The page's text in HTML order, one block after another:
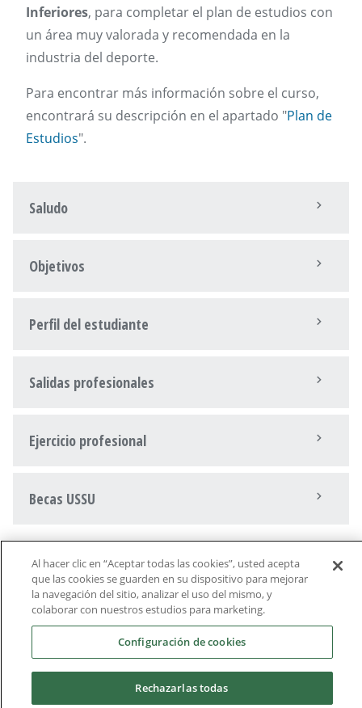
Inferiores, para completar el plan de estudios con
un área muy valorada y recomendada en la
industria del deporte.
Para encontrar más información sobre el curso,
encontrará su descripción en el apartado "Plan de
Estudios".
Saludo
Objetivos
Perfil del estudiante
Salidas profesionales
Ejercicio profesional
Becas USSU
Instalaciones
Al hacer clic en “Aceptar todas las cookies”, usted acepta
que las cookies se guarden en su dispositivo para mejorar
la navegación del sitio, analizar el uso del mismo, y
colaborar con nuestros estudios para marketing.
Configuración de cookies
Rechazarlas todas